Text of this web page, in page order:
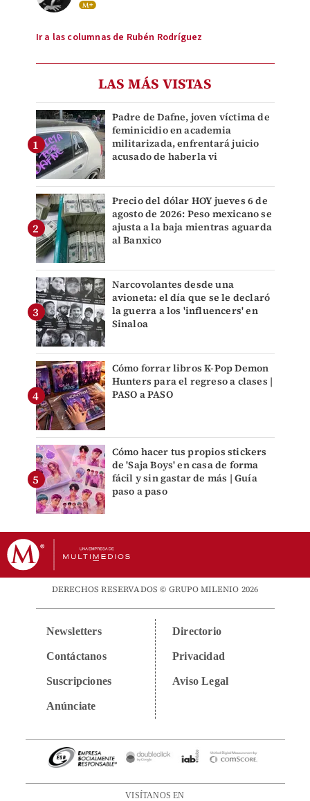
Ir a las columnas de Rubén Rodríguez
LAS MÁS VISTAS
Padre de Dafne, joven víctima de
feminicidio en academia
militarizada, enfrentará juicio
acusado de haberla vi
Precio del dólar HOY jueves 6 de
agosto de 2026: Peso mexicano se
ajusta a la baja mientras aguarda
al Banxico
Narcovolantes desde una
avioneta: el día que se le declaró
la guerra a los 'influencers' en
Sinaloa
Cómo forrar libros K-Pop Demon
Hunters para el regreso a clases |
PASO a PASO
Cómo hacer tus propios stickers
de 'Saja Boys' en casa de forma
fácil y sin gastar de más | Guía
paso a paso
DERECHOS RESERVADOS © GRUPO MILENIO 2026
Newsletters
Contáctanos
Suscripciones
Anúnciate
Directorio
Privacidad
Aviso Legal
VISÍTANOS EN